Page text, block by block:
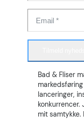
Bad & Fliser
lanceringer,
mit